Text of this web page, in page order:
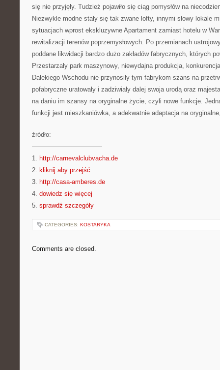
się nie przyjęły. Tudzież pojawiło się ciąg pomysłów na
Niezwykle modne stały się tak zwane lofty, innymi słowy lokale
sytuacjach wprost ekskluzywne Apartament zamiast hotelu w
rewitalizacji terenów poprzemysłowych. Po przemianach
poddane likwidacji bardzo dużo zakładów fabrycznych, których
Przestarzały park maszynowy, niewydajna produkcja,
Dalekiego Wschodu nie przynosiły tym fabrykom szans na
pofabryczne uratowały i zadziwiały dalej swoja urodą oraz
na daniu im szansy na oryginalne życie, czyli nowe funkcje.
funkcji jest mieszkaniówka, a adekwatnie adaptacja na
źródło:
———————————
1. http://carnevalclubvacha.de
2. kliknij aby przejść
3. http://casa-amberes.de
4. dowiedz się więcej
5. sprawdź szczegóły
CATEGORIES: KOSTARYKA
Comments are closed.